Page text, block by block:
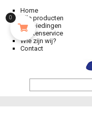
Home
Alle producten
Aanbiedingen
Klantenservice
Wie zijn wij?
Contact
0